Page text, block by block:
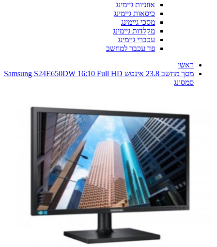
אוזניות גיימינג
כיסאות גיימינג
מסכי גיימינג
מקלדות גיימינג
עכברי גיימינג
פד עכבר למחשב
ראשי
מסך מחשב ‏23.8 ‏אינטש Samsung S24E650DW 16:10 Full HD
סמסונג